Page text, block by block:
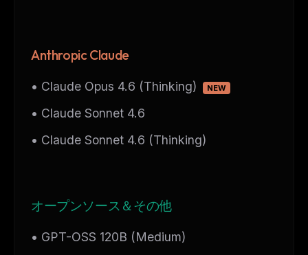
Anthropic Claude
• Claude Opus 4.6 (Thinking) NEW
• Claude Sonnet 4.6
• Claude Sonnet 4.6 (Thinking)
オープンソース＆その他
• GPT-OSS 120B (Medium)